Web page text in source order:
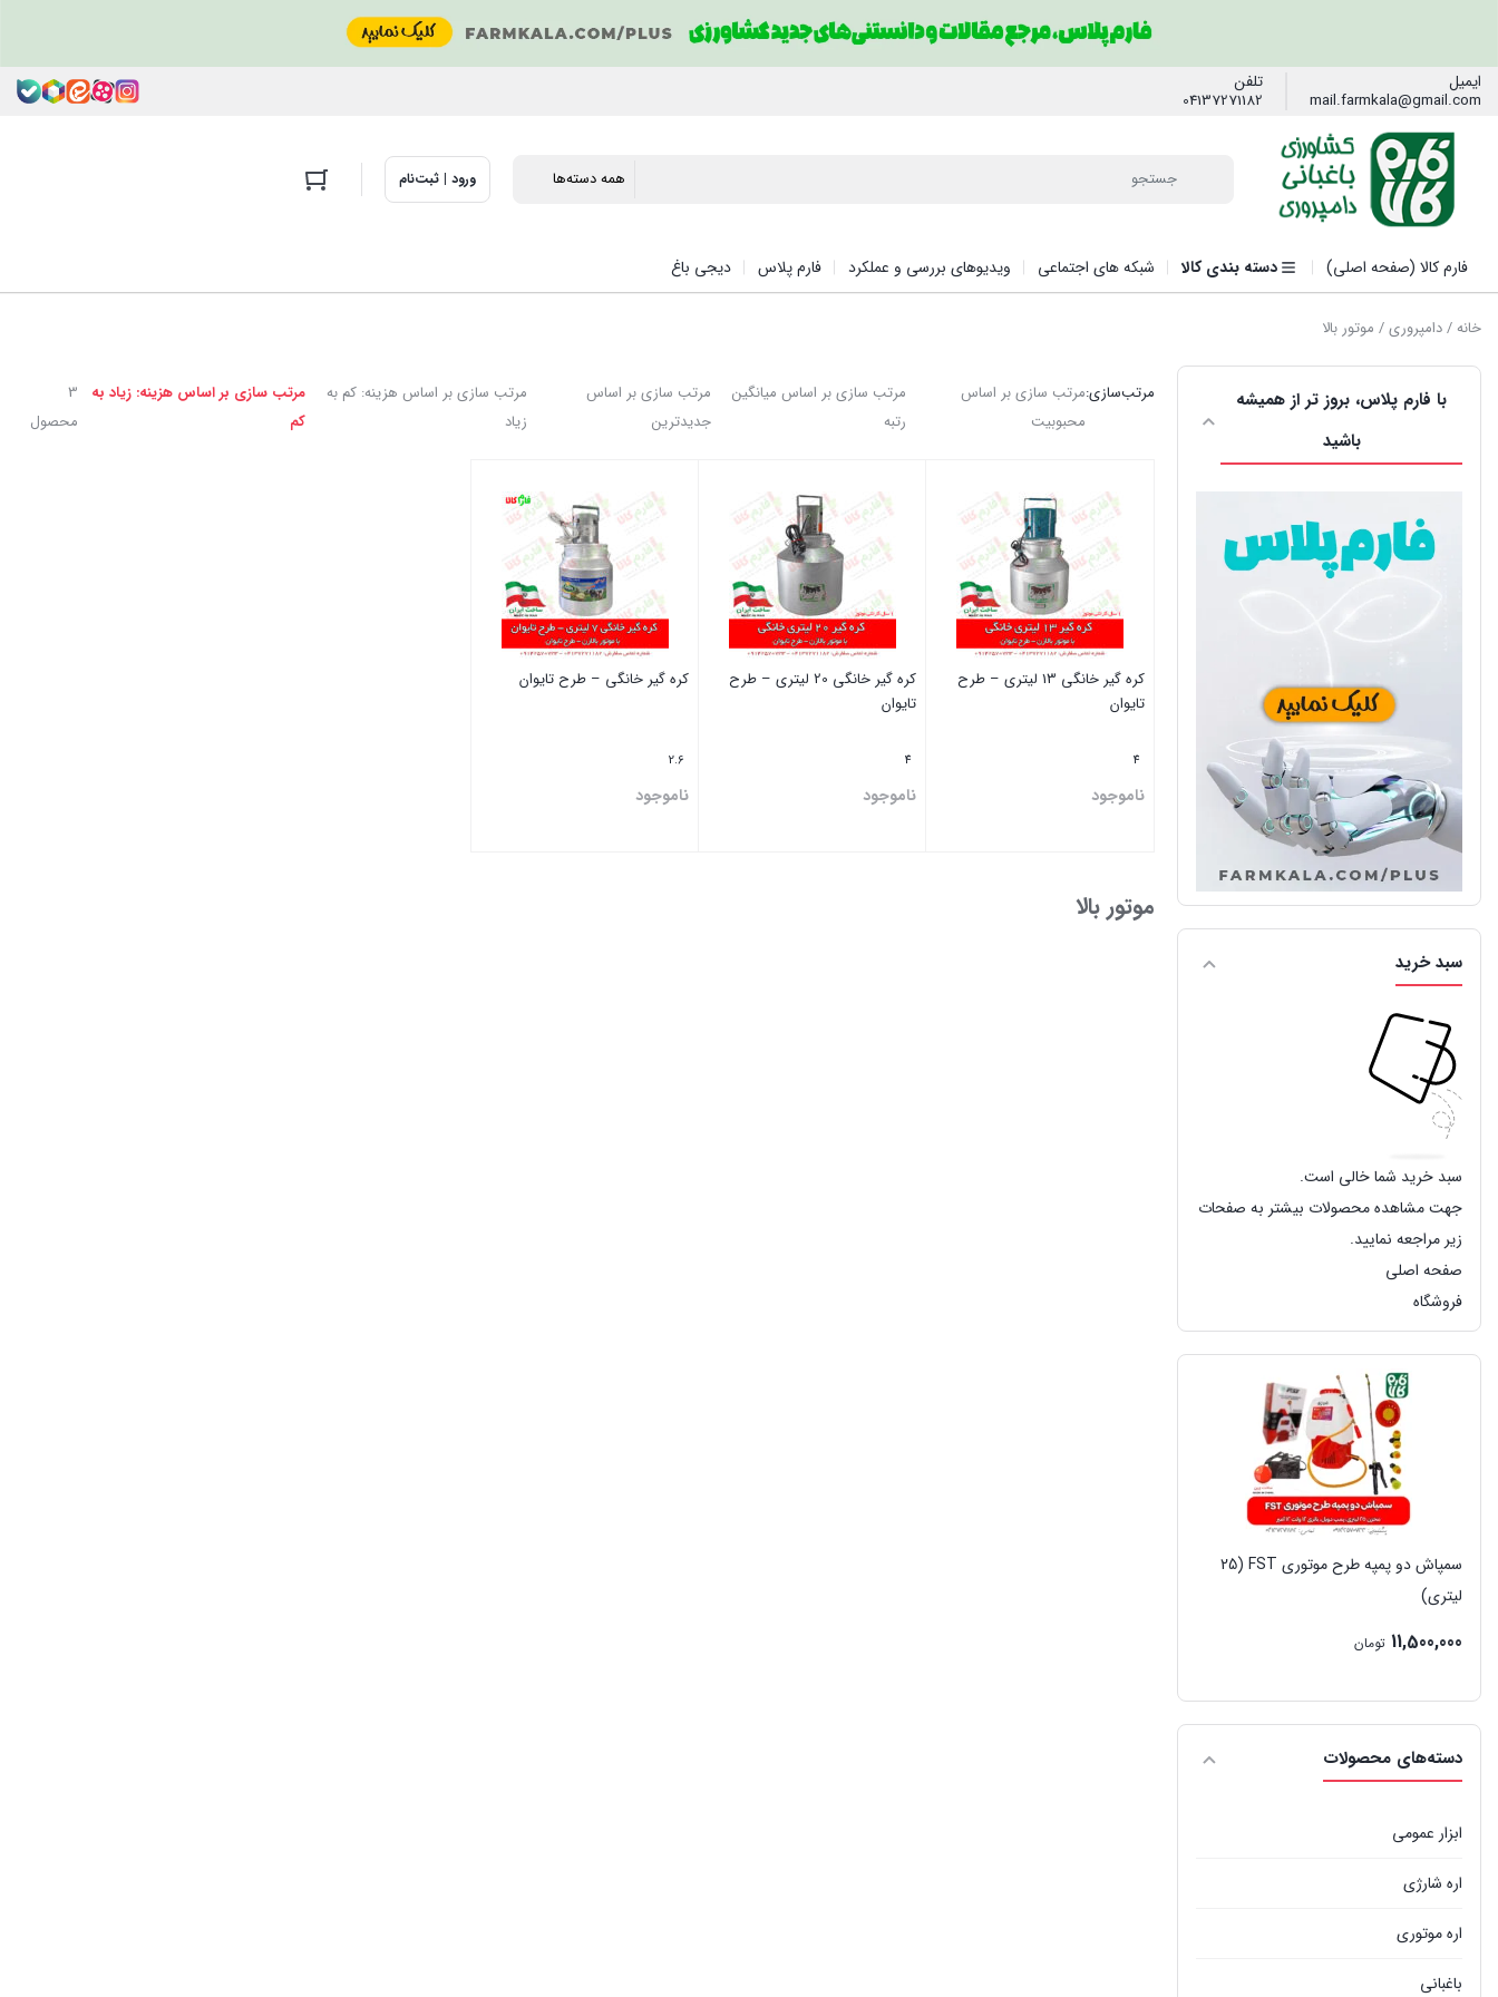
ایمیل
mail.farmkala@gmail.com
تلفن
04137271182
ورود | ثبت‌نام
فارم کالا (صفحه اصلی) دسته بندی کالا شبکه های اجتماعی ویدیوهای بررسی و عملکرد فارم پلاس دیجی باغ
خانه/دامپروری/ موتور بالا
با فارم پلاس، بروز تر از همیشه
باشید
سبد خرید
سبد خرید شما خالی است.
جهت مشاهده محصولات بیشتر به صفحات
زیر مراجعه نمایید.
صفحه اصلی
فروشگاه
سمپاش دو پمپه طرح موتوری FST (25
لیتری)
11,500,000 تومان
دسته‌های محصولات
ابزار عمومی
اره شارژی
اره موتوری
باغبانی
3
محصول
مرتب‌سازی:مرتب سازی بر اساس
محبوبیت
مرتب سازی بر اساس میانگین
رتبه
مرتب سازی بر اساس
جدیدترین
مرتب سازی بر اساس هزینه: کم به
زیاد
مرتب سازی بر اساس هزینه: زیاد به
کم
کره گیر خانگی 13 لیتری – طرح
تایوان
4
ناموجود
کره گیر خانگی 20 لیتری – طرح
تایوان
4
ناموجود
کره گیر خانگی – طرح تایوان
2.6
ناموجود
موتور بالا